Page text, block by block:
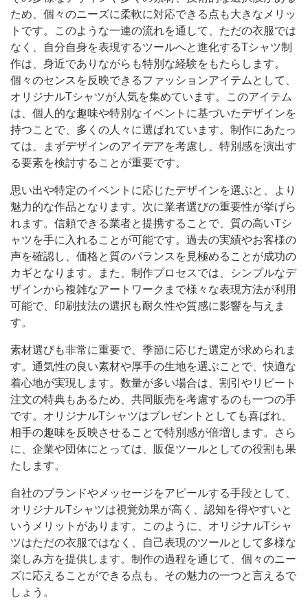
ため、個々のニーズに柔軟に対応できる点も大きなメリッ
トです。このような一連の流れを通して、ただの衣服では
なく、自分自身を表現するツールへと進化するTシャツ制
作は、身近でありながらも特別な経験をもたらします。
個々のセンスを反映できるファッションアイテムとして、
オリジナルTシャツが人気を集めています。このアイテム
は、個人的な趣味や特別なイベントに基づいたデザインを
持つことで、多くの人々に選ばれています。制作にあたっ
ては、まずデザインのアイデアを考慮し、特別感を演出す
る要素を検討することが重要です。
思い出や特定のイベントに応じたデザインを選ぶと、より
魅力的な作品となります。次に業者選びの重要性が挙げら
れます。信頼できる業者と提携することで、質の高いTシ
ャツを手に入れることが可能です。過去の実績やお客様の
声を確認し、価格と質のバランスを見極めることが成功の
カギとなります。また、制作プロセスでは、シンプルなデ
ザインから複雑なアートワークまで様々な表現方法が利用
可能で、印刷技法の選択も耐久性や質感に影響を与えま
す。
素材選びも非常に重要で、季節に応じた選定が求められま
す。通気性の良い素材や厚手の生地を選ぶことで、快適な
着心地が実現します。数量が多い場合は、割引やリピート
注文の特典もあるため、共同販売を考慮するのも一つの手
です。オリジナルTシャツはプレゼントとしても喜ばれ、
相手の趣味を反映させることで特別感が倍増します。さら
に、企業や団体にとっては、販促ツールとしての役割も果
たします。
自社のブランドやメッセージをアピールする手段として、
オリジナルTシャツは視覚効果が高く、認知を得やすいと
いうメリットがあります。このように、オリジナルTシャ
ツはただの衣服ではなく、自己表現のツールとして多様な
楽しみ方を提供します。制作の過程を通じて、個々のニー
ズに応えることができる点も、その魅力の一つと言えるで
しょう。